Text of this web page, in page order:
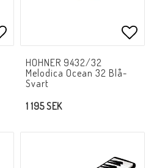
Lägg till i favoritlistan
HOHNER 9432/32
Melodica Ocean 32 Blå-
Svart
1 195 SEK